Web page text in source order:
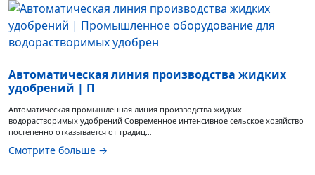
Автоматическая линия производства жидких
удобрений | П
Автоматическая промышленная линия производства жидких
водорастворимых удобрений Современное интенсивное сельское хозяйство
постепенно отказывается от традиц…
Смотрите больше →